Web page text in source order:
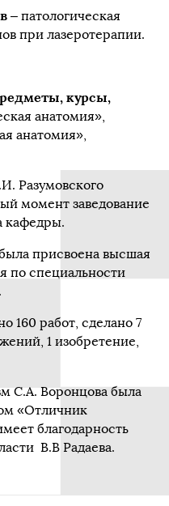
– патологическая
при лазеротерапии.
курсы,
анатомия»,
анатомия»,
Разумовского
момент заведование
кафедры.
присвоена высшая
по специальности
160 работ, сделано 7
1 изобретение,
С.А. Воронцова была
«Отличник
благодарность
В.В Радаева.